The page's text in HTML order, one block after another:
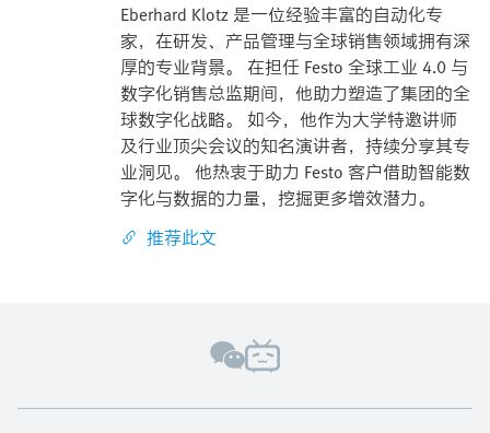
Eberhard Klotz 是一位经验丰富的自动化专
家，在研发、产品管理与全球销售领域拥有深
厚的专业背景。 在担任 Festo 全球工业 4.0 与
数字化销售总监期间，他助力塑造了集团的全
球数字化战略。 如今，他作为大学特邀讲师
及行业顶尖会议的知名演讲者，持续分享其专
业洞见。 他热衷于助力 Festo 客户借助智能数
字化与数据的力量，挖掘更多增效潜力。
推荐此文